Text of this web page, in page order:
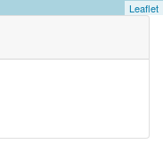
Leaflet